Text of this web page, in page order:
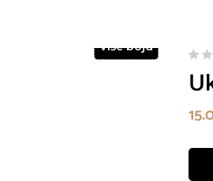
Više boja